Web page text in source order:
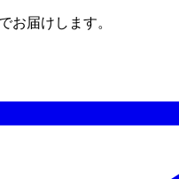
お届けします。